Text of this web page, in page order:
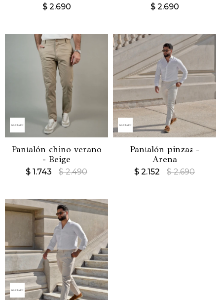
$ 2.690 $ 2.690
Pantalón chino verano
- Beige
$ 1.743 $ 2.490
Pantalón pinzas -
Arena
$ 2.152 $ 2.690